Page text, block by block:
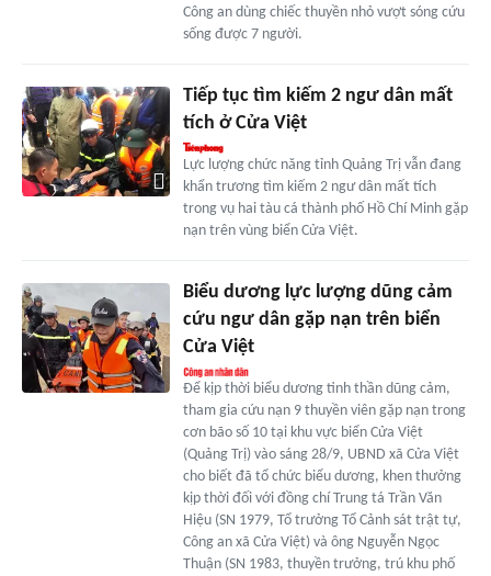
Công an dùng chiếc thuyền nhỏ vượt sóng cứu
sống được 7 người.
Tiếp tục tìm kiếm 2 ngư dân mất
tích ở Cửa Việt
Lực lượng chức năng tỉnh Quảng Trị vẫn đang
khẩn trương tìm kiếm 2 ngư dân mất tích
trong vụ hai tàu cá thành phố Hồ Chí Minh gặp
nạn trên vùng biển Cửa Việt.
Biểu dương lực lượng dũng cảm
cứu ngư dân gặp nạn trên biển
Cửa Việt
Để kịp thời biểu dương tinh thần dũng cảm,
tham gia cứu nạn 9 thuyền viên gặp nạn trong
cơn bão số 10 tại khu vực biển Cửa Việt
(Quảng Trị) vào sáng 28/9, UBND xã Cửa Việt
cho biết đã tổ chức biểu dương, khen thưởng
kịp thời đối với đồng chí Trung tá Trần Văn
Hiệu (SN 1979, Tổ trưởng Tổ Cảnh sát trật tự,
Công an xã Cửa Việt) và ông Nguyễn Ngọc
Thuận (SN 1983, thuyền trưởng, trú khu phố